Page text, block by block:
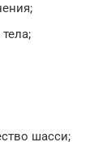
шасси;